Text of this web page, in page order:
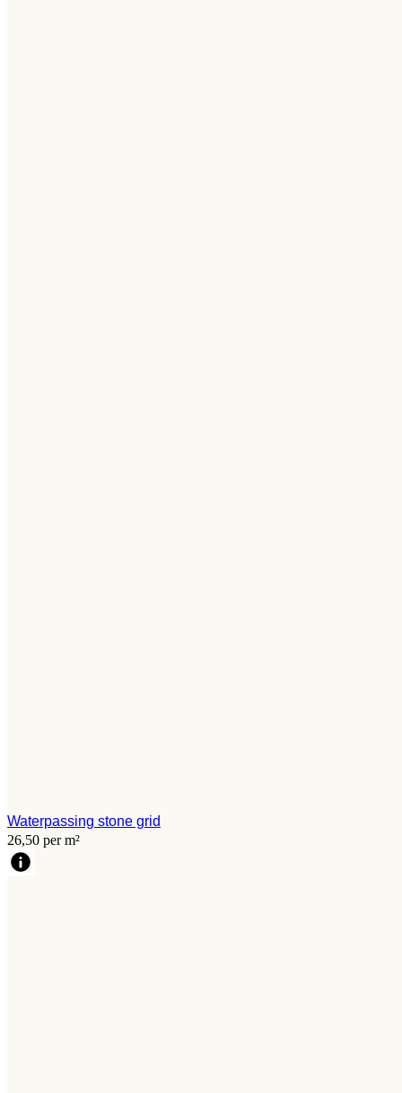
Waterpassing stone grid
26,50 per m²